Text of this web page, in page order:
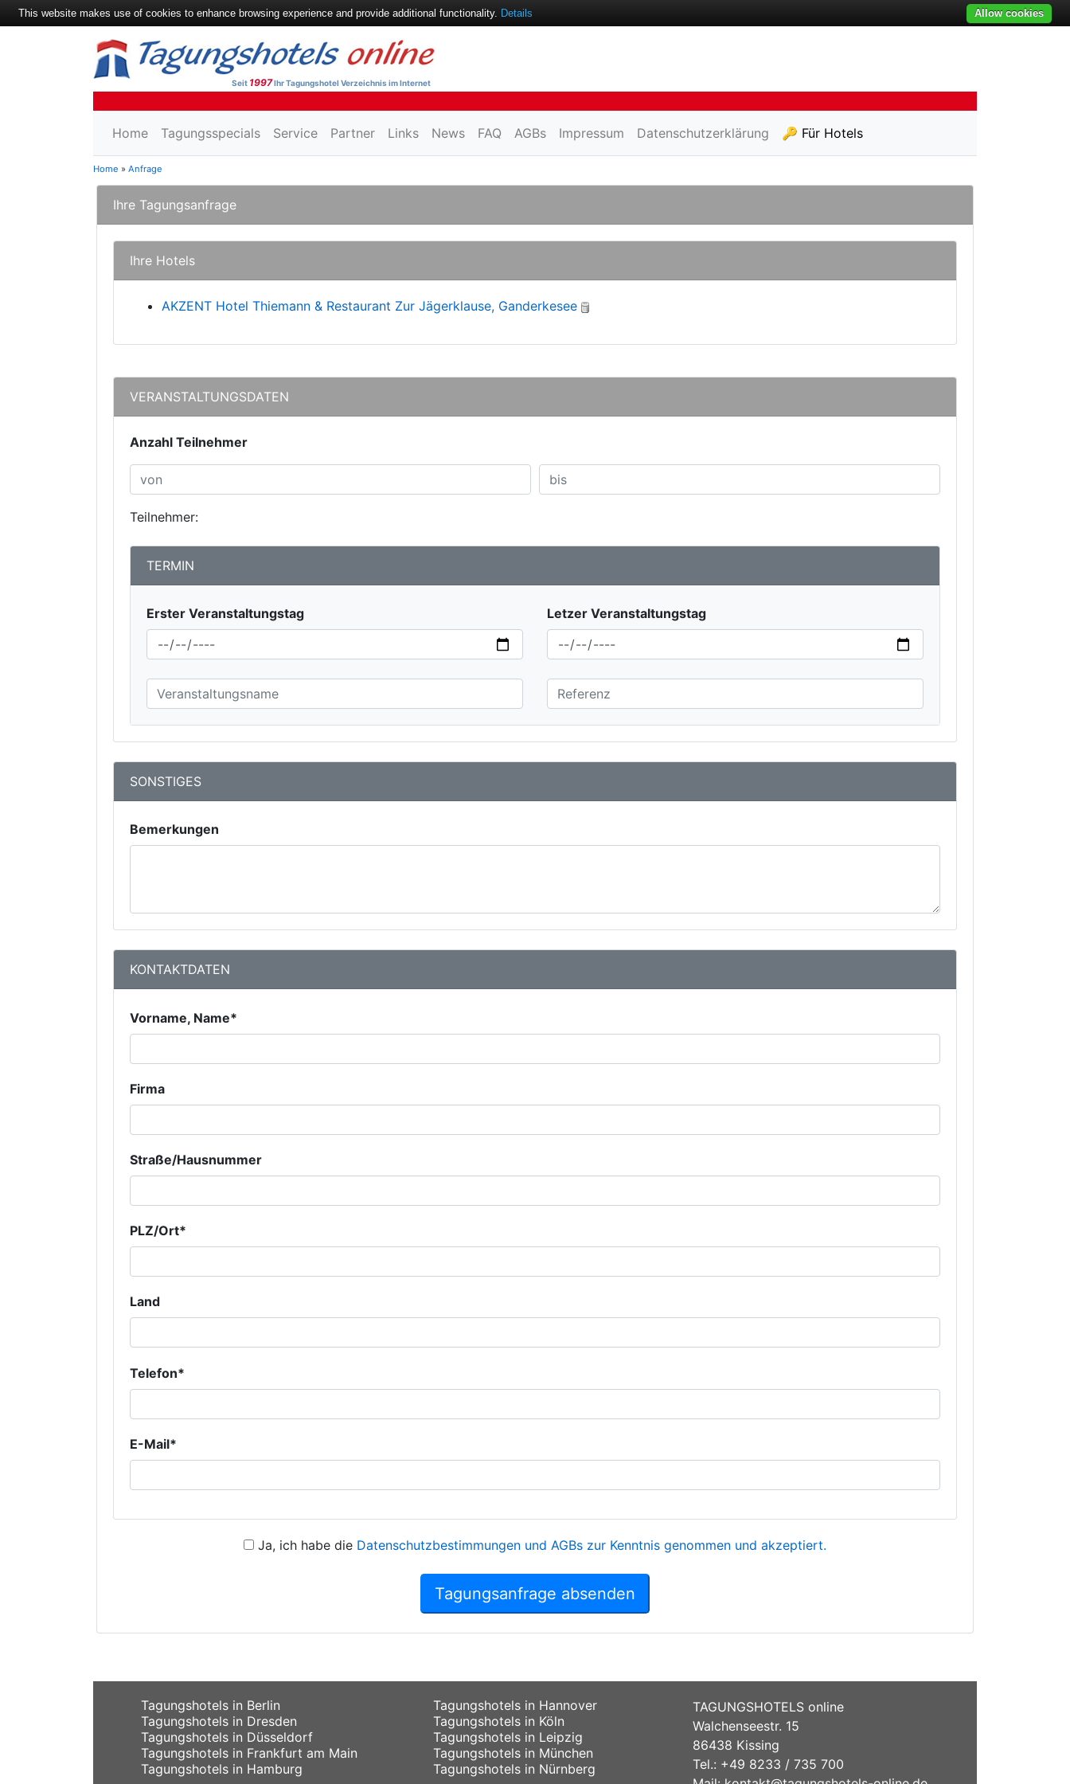
Seit 1997Ihr Tagungshotel Verzeichnis im Internet
Home Tagungsspecials Service Partner Links News FAQ AGBs Impressum Datenschutzerklärung 🔑 Für Hotels
Home » Anfrage
Ihre Tagungsanfrage
Ihre Hotels
AKZENT Hotel Thiemann & Restaurant Zur Jägerklause, Ganderkesee
VERANSTALTUNGSDATEN
Anzahl Teilnehmer
Teilnehmer:
TERMIN
Erster Veranstaltungstag Letzer Veranstaltungstag
SONSTIGES
Bemerkungen
KONTAKTDATEN
Vorname, Name*
Firma
Straße/Hausnummer
PLZ/Ort*
Land
Telefon*
E-Mail*
Ja, ich habe die Datenschutzbestimmungen und AGBs zur Kenntnis genommen und akzeptiert.
Tagungsanfrage absenden
Tagungshotels in Berlin
Tagungshotels in Dresden
Tagungshotels in Düsseldorf
Tagungshotels in Frankfurt am Main
Tagungshotels in Hamburg
Tagungshotels in Hannover
Tagungshotels in Köln
Tagungshotels in Leipzig
Tagungshotels in München
Tagungshotels in Nürnberg
TAGUNGSHOTELS online
Walchenseestr. 15
86438 Kissing
Tel.: +49 8233 / 735 700
This website makes use of cookies to enhance browsing experience and provide additional functionality. Details Allow cookies